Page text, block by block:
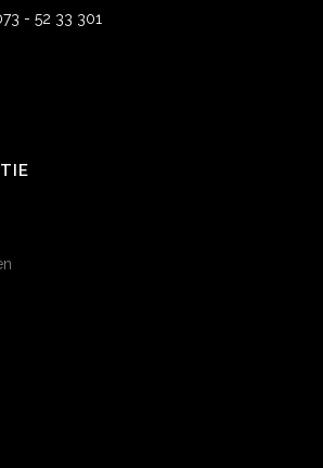
- 52 33 301